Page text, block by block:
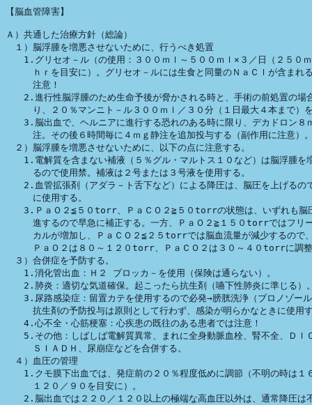
【脳血管障害】
Ａ）共通した治療方針（総論）
１）脳浮腫を増悪させないために、行うべき処置
1.グリセオ－ル（の使用：３００ｍｌ～５００ｍｌ×３／日（２５０
ｈｒを目安に）。グリセオ－ルには生食と同量のＮａＣｌが含まれ
注意！
2.進行性脳浮腫のため生命予後が脅かされる時と、手術の前処置の場
り、２０％マンニト－ル３００ｍｌ／３０分（１日最大４本まで）
3.脳出血で、ヘルニアに進行する恐れのある時に限り、デカドロン８
注。その後６時間毎に４ｍｇ静注を追加投与する（副作用に注意）
２）脳浮腫を増悪させないために、以下の点に注意する。
1.電解質を含まない補液（５％グル・マルトス１０など）は脳浮腫を
るので使用禁。補液は２号または３号液を使用する。
2.血管拡張剤（アダラ－ト舌下など）による降圧は、脳圧を上げるの
に使用する。
3.ＰａＯ２≦５０torr、ＰａＣＯ２≧５０torrの状態は、いずれも脳
進するので早急に補正する。一方、ＰａＯ２≧１５０torrではフリ
カルが増加し、ＰａＣＯ２≦２５torrでは脳血流量が減少するので
ＰａＯ２は８０～１２０torr、ＰａＣＯ２は３０～４０torrに調整
３）合併症を予防する。
1.消化管出血：Ｈ２ ブロッカ－を使用（保険は通らない）。
2.肺炎：適切な気道確保。起こったら抗生剤（嚥下性肺炎に準じる）
3.尿路感染症：留置カテを使用するので必発→膀胱洗浄（ブロノゾー
抗生剤の予防投与は原則として行わず、感染が明らかなときに使用
4.心不全・心筋梗塞：心疾患の既往のある患者では注意！
5.その他：しばしば電解質異常、まれに全身動脈血栓、腎不全、ＤＩ
ＳＩＡＤＨ、尿崩症などを合併する。
４）血圧の管理
1.クモ膜下出血では、発症前の２０％程度低めに調節（不明の時は１
１２０／９０を目安に）。
2.脳出血では２２０／１２０以上の極端な高血圧以外は、通常降圧は